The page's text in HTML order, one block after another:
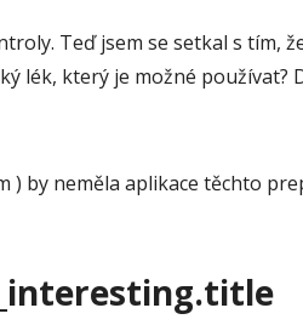
Teď jsem se setkal s tím,
lék, který je možné používat?
by neměla aplikace těchto